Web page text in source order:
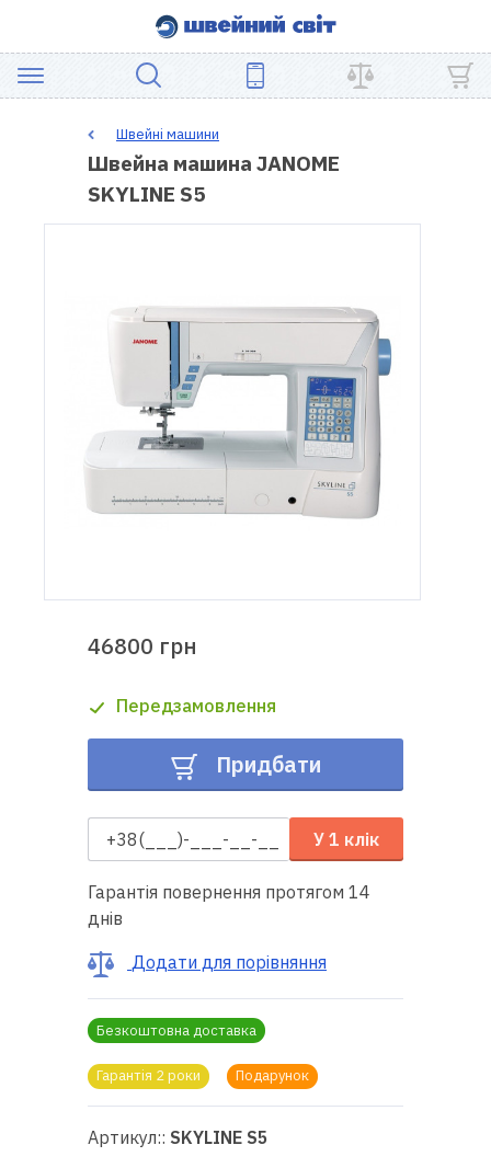
ШВЕЙНЕ
ОБЛАДНАННЯ
Гарантія
швейної
техніки
Корисні
поради
Про
нас
Швейні машини
Швейна машина JANOME
SKYLINE S5
46800 грн
Передзамовлення
Придбати
У 1 клік
Гарантія повернення протягом 14
днів
Додати для порівняння
Безкоштовна доставка
Гарантія 2 роки Подарунок
Артикул:: SKYLINE S5